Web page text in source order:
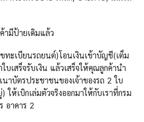
ามีป้ายเดิมแล้ว
ทะเบียนรถยนต์)โอนเงินเข้าบัญชี(เต็ม
บเสร็จรับเงิน แล้วเสร็จให้คุณลูกค้านำ
นาบัตรประชาชนของเจ้าของรถ 2 ใบ
ห้เบิกเล่มตัวจริงออกมาให้กับเราที่กรม
อาคาร 2